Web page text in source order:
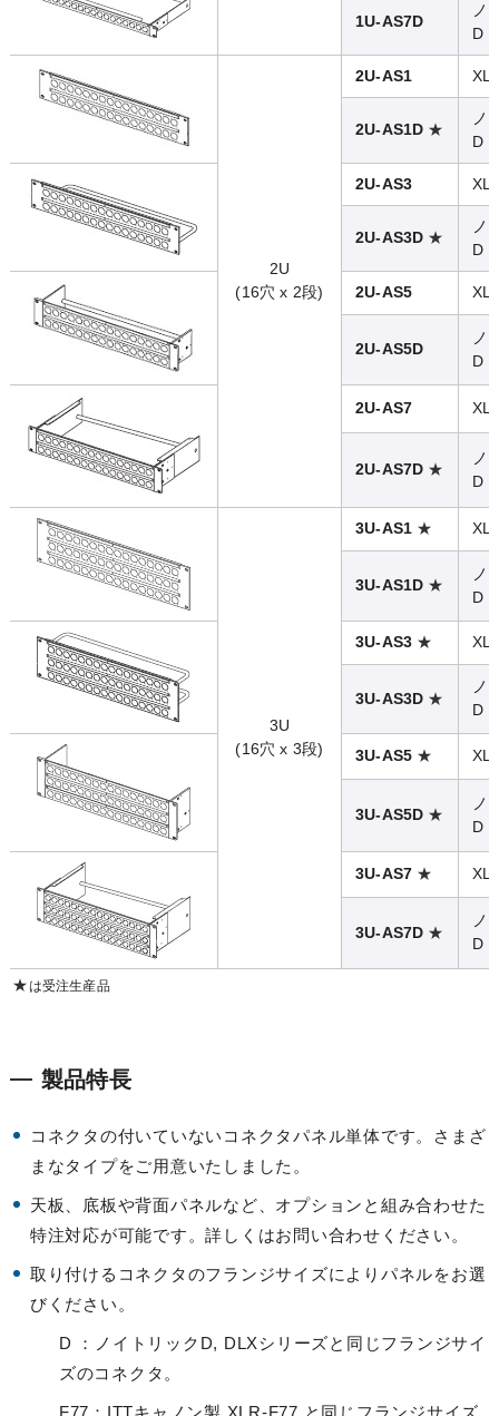
1U-AS7D
ノ
D
2U
(16穴 x 2段)
2U-AS1
2U-AS1D ★
ノ
D
2U-AS3
2U-AS3D ★
ノ
D
2U-AS5
2U-AS5D
ノ
D
2U-AS7
2U-AS7D ★
ノ
D
3U
(16穴 x 3段)
3U-AS1 ★
3U-AS1D ★
ノ
D
3U-AS3 ★
3U-AS3D ★
ノ
D
3U-AS5 ★
3U-AS5D ★
ノ
D
3U-AS7 ★
3U-AS7D ★
ノ
D
★は受注生産品
製品特長
コネクタの付いていないコネクタパネル単体です。さまざ
まなタイプをご用意いたしました。
天板、底板や背面パネルなど、オプションと組み合わせた
特注対応が可能です。詳しくはお問い合わせください。
取り付けるコネクタのフランジサイズによりパネルをお選
びください。
D ：ノイトリックD, DLXシリーズと同じフランジサイ
ズのコネクタ。